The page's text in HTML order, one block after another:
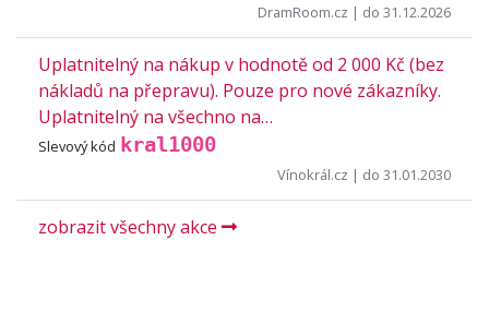
DramRoom.cz | do 31.12.2026
Uplatnitelný na nákup v hodnotě od 2 000 Kč (bez
nákladů na přepravu). Pouze pro nové zákazníky.
Uplatnitelný na všechno na…
Slevový kód kral1000
Vínokrál.cz | do 31.01.2030
zobrazit všechny akce